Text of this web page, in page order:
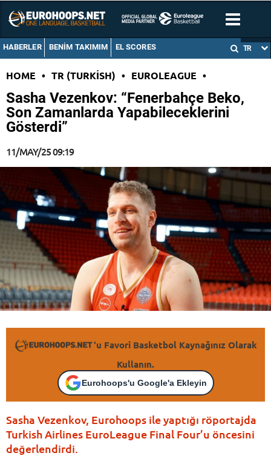
HABERLER BENIM TAKIMIM EL SCORES TR
HOME • TR (TURKISH) • EUROLEAGUE •
Sasha Vezenkov: “Fenerbahçe Beko,
Son Zamanlarda Yapabileceklerini
Gösterdi”
11/MAY/25 09:19
'u Favori Basketbol Kaynağınız Olarak
Kullanın.
Eurohoops'u Google'a Ekleyin
Sasha Vezenkov, Eurohoops ile yaptığı röportajda
Turkish Airlines EuroLeague Final Four’u öncesini
değerlendirdi.